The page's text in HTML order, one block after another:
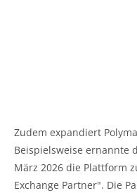
Zudem expandiert
Beispielsweise ernannte
März 2026 die Plattform
Exchange Partner". Die